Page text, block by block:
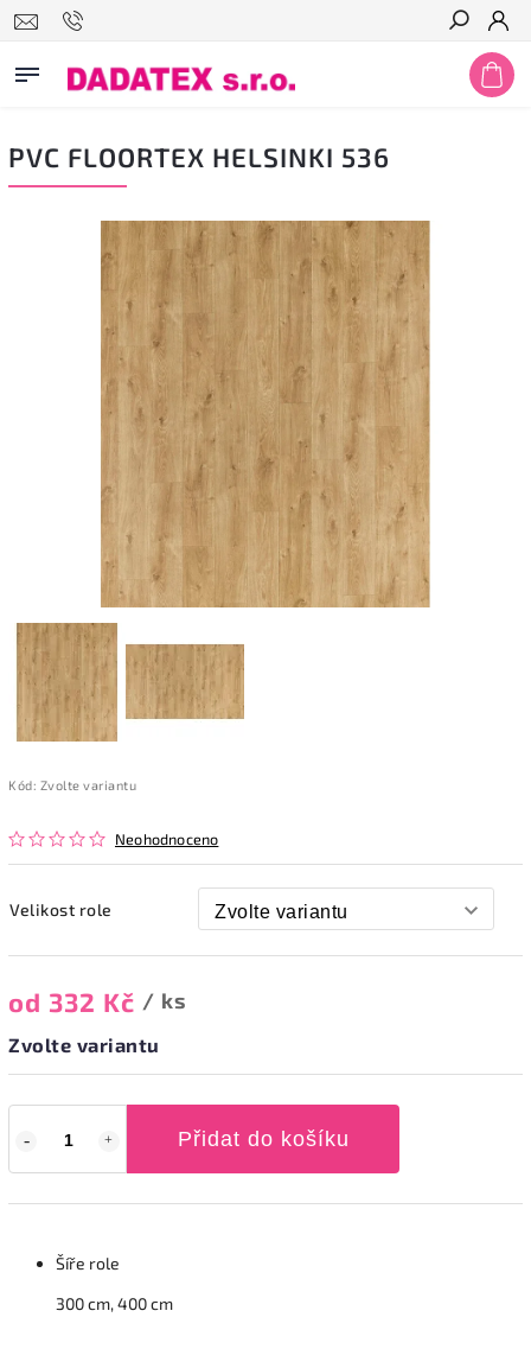
Hledat
PVC FLOORTEX HELSINKI 536
Kód: Zvolte variantu
Neohodnoceno
Velikost role
od 332 Kč / ks
Zvolte variantu
Přidat do košíku
Šíře role
300 cm, 400 cm